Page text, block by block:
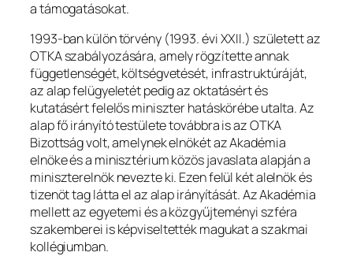
a támogatásokat.
1993-ban külön törvény (1993. évi XXII.) született az
OTKA szabályozására, amely rögzítette annak
függetlenségét, költségvetését, infrastruktúráját,
az alap felügyeletét pedig az oktatásért és
kutatásért felelős miniszter hatáskörébe utalta. Az
alap fő irányító testülete továbbra is az OTKA
Bizottság volt, amelynek elnökét az Akadémia
elnöke és a minisztérium közös javaslata alapján a
miniszterelnök nevezte ki. Ezen felül két alelnök és
tizenöt tag látta el az alap irányítását. Az Akadémia
mellett az egyetemi és a közgyűjteményi szféra
szakemberei is képviseltették magukat a szakmai
kollégiumban.